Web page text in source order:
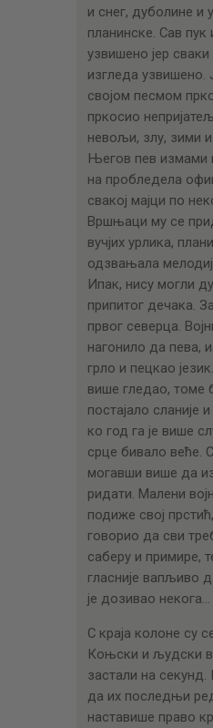
и снег, дуболине и
планинске. Сав пук
узвишено јер
изгледа узвишено.
својом песмом
пркосио
невољи, злу, зими
Његов пев измами
на пробледела
свакој мајци по
Вршњаци му се
вучјих урлика,
одзвањала
Ипак, нису могли
припитог дечака.
првог северца.
нагонило да пева,
грло и пецкао
више гледао, томе
постајало сланије
ко год га је више
срце бивало веће.
могавши више да
ридати. Малени
подиже свој
говорио да сви
саберу и примире,
гласније вапљиво
је дозивао некога…
С краја колоне су
Коњски и људски
застали на
да их последњи
наставише право